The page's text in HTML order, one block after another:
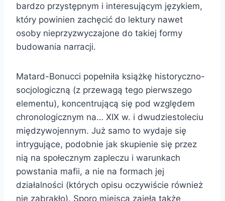
bardzo przystępnym i interesującym językiem,
który powinien zachęcić do lektury nawet
osoby nieprzyzwyczajone do takiej formy
budowania narracji.
Matard-Bonucci popełniła książkę historyczno-
socjologiczną (z przewagą tego pierwszego
elementu), koncentrującą się pod względem
chronologicznym na… XIX w. i dwudziestoleciu
międzywojennym. Już samo to wydaje się
intrygujące, podobnie jak skupienie się przez
nią na społecznym zapleczu i warunkach
powstania mafii, a nie na formach jej
działalności (których opisu oczywiście również
nie zabrakło). Sporo miejsca zajęła także